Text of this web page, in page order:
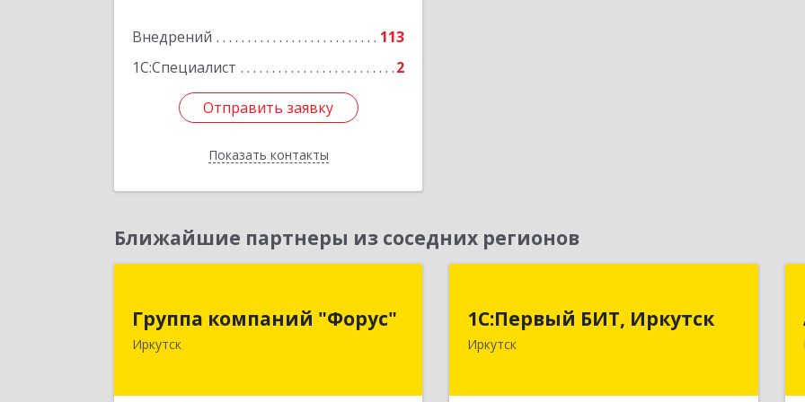
Внедрений
113
1С:Специалист
2
Отправить заявку
Показать контакты
Отправить заявку
Назад
Ближайшие партнеры из соседних регионов
Группа компаний "Форус"
Иркутск
664007, Иркутская обл, Иркутск г,
Ямская ул, дом № 1, корпус 1, оф.1
1С:Первый БИТ, Иркутск
Иркутск
664007, Иркутская обл, Иркутск г,
Декабрьских Событий ул, дом № 125,